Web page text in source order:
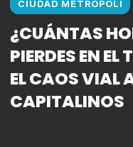
CIUDAD METROPOLI
¿CUÁNTAS
PIERDES EN
EL CAOS VIAL
CAPITALINOS